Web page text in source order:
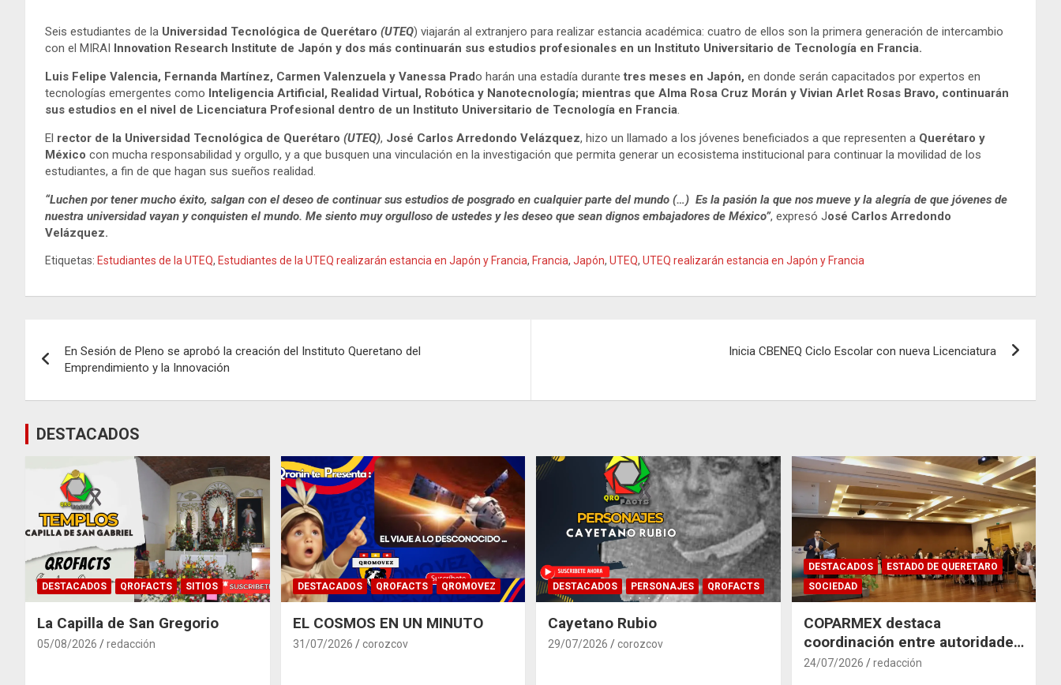
Seis estudiantes de la Universidad Tecnológica de Querétaro (UTEQ) viajarán al extranjero para realizar estancia académica: cuatro de ellos son la primera generación de intercambio
con el MIRAI Innovation Research Institute de Japón y dos más continuarán sus estudios profesionales en un Instituto Universitario de Tecnología en Francia.
Luis Felipe Valencia, Fernanda Martínez, Carmen Valenzuela y Vanessa Prado harán una estadía durantetres meses en Japón, en donde serán capacitados por expertos en
tecnologías emergentes como Inteligencia Artificial, Realidad Virtual, Robótica y Nanotecnología; mientras que Alma Rosa Cruz Morán y Vivian Arlet Rosas Bravo, continuarán
sus estudios en el nivel de Licenciatura Profesional dentro de un Instituto Universitario de Tecnología en Francia.
El rector de la Universidad Tecnológica de Querétaro (UTEQ), José Carlos Arredondo Velázquez, hizo un llamado a los jóvenes beneficiados a que representen a Querétaro y
México con mucha responsabilidad y orgullo, y a que busquen una vinculación en la investigación que permita generar un ecosistema institucional para continuar la movilidad de los
estudiantes, a fin de que hagan sus sueños realidad.
“Luchen por tener mucho éxito, salgan con el deseo de continuar sus estudios de posgrado en cualquier parte del mundo (…) Es la pasión la que nos mueve y la alegría de que jóvenes de
nuestra universidad vayan y conquisten el mundo. Me siento muy orgulloso de ustedes y les deseo que sean dignos embajadores de México”, expresó José Carlos Arredondo
Velázquez.
Etiquetas: Estudiantes de la UTEQ, Estudiantes de la UTEQ realizarán estancia en Japón y Francia, Francia, Japón, UTEQ, UTEQ realizarán estancia en Japón y Francia
de
entradas
En Sesión de Pleno se aprobó la creación del Instituto Queretano del
Emprendimiento y la Innovación
Inicia CBENEQ Ciclo Escolar con nueva Licenciatura
DESTACADOS
DESTACADOS QROFACTS SITIOS
La Capilla de San Gregorio
05/08/2026 redacción
DESTACADOS QROFACTS QROMOVEZ
EL COSMOS EN UN MINUTO
31/07/2026 corozcov
DESTACADOS PERSONAJES QROFACTS
Cayetano Rubio
29/07/2026 corozcov
DESTACADOS
ESTADO DE QUERETARO
SOCIEDAD
COPARMEX destaca
coordinación entre autoridades
y empresas para mitigar el
24/07/2026 redacción